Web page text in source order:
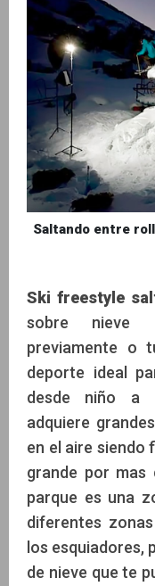
Saltando entre
Ski freestyle
sobre nieve
previamente o
deporte ideal
desde niño a
adquiere
en el aire siendo
grande por mas
parque es una
diferentes
los esquiadores,
de nieve que te